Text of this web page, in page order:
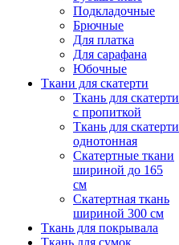
Подкладочные
Брючные
Для платка
Для сарафана
Юбочные
Ткани для скатерти
Ткань для скатерти
с пропиткой
Ткань для скатерти
однотонная
Скатертные ткани
шириной до 165
см
Скатертная ткань
шириной 300 см
Ткань для покрывала
Ткань для сумок